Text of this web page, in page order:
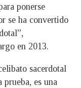
ponerse
se ha convertido
en 2013.
sacerdotal
prueba, es una